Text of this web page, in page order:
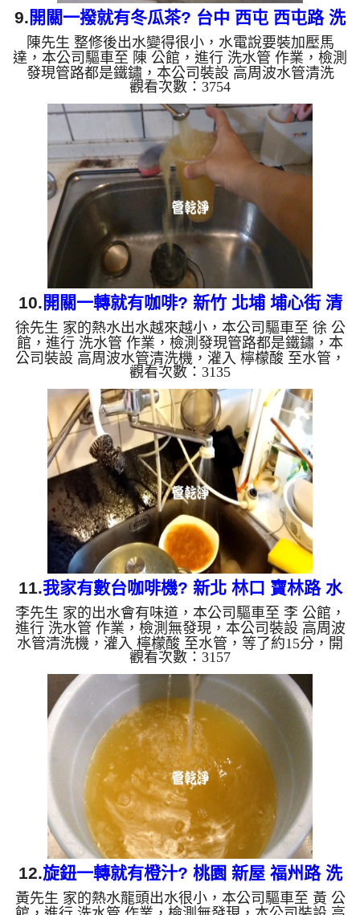
9. 開關一撥就有冬瓜茶? 台中 西屯 西屯路 洗
水管
陳先生 整修後出水變得很小，水電說要裝加壓馬
達，本公司驅車至 陳 公館，進行 洗水管 作業，檢測
發現管路都是鐵鏽，本公司裝設 高周波水管清洗
機，灌入 檸檬酸 至水管，等了約15分，開啟 水管清
洗機 ，啟動 螺旋波 模式，一開始洗水管就洗出土色
髒水，顏色越來越深，像是冬瓜茶一樣，兩個多小時
後，出水量恢復了，也省了安裝加壓馬達的錢及電。
如是自來水，如水管老化，會產生鐵鏽跟泥沙堆積，
洗出來的水就會是咖啡色，地下水含有氧化錳，管壁
上會結成黑色管垢，洗出來的水會跟石油一樣黑，有
些洗出綠色的水，是因...
觀看次數：3754
10. 開關一轉就有咖啡? 新竹 北埔 埔心街 清
洗水管
徐先生 家的熱水出水越來越小，本公司驅車至 徐 公
館，進行 洗水管 作業，檢測發現管路都是鐵鏽，本
公司裝設 高周波水管清洗機，灌入 檸檬酸 至水管，
等了約15分，開啟 水管清洗機 ，啟動 螺旋波 模式，
一開始洗水管就洗出土色髒水，顏色越洗就越深，就
像是家裡有無限暢飲的咖啡，兩個多小時後，熱水出
水量恢復了。 如是自來水，如水管老化，會產生鐵
鏽跟泥沙堆積，洗出來的水就會是咖啡色，地下水含
有氧化錳，管壁上會結成黑色管垢，洗出來的水會跟
石油一樣黑，有些洗出綠色的水，是因為裡面有銅的
物質，生鏽產生銅...
觀看次數：3135
11.我家有數台咖啡機? 新北 林口 寶林路 水
管清洗
李先生 家的出水會有味道，本公司驅車至 李 公館，
進行 洗水管 作業，檢測無發現，本公司裝設 高周波
水管清洗機，灌入 檸檬酸 至水管，等了約15分，開
啟 水管清洗機 ，啟動 螺旋波 模式，一開始洗水管就
洗出棕色髒水，顏色越洗就越深，就像是家裡有數台
咖啡機不停的流出咖啡，兩個多小時後，出水變乾淨
出水量也變大了。 如是自來水，如水管老化，會產
生鐵鏽跟泥沙堆積，洗出來的水就會是咖啡色，地下
水含有氧化錳，管壁上會結成黑色管垢，洗出來的水
會跟石油一樣黑，有些洗出綠色的水，是因為裡面有
銅的物質，生鏽產...
觀看次數：3157
12.旋鈕一轉就有橙汁? 桃園 新屋 福州路 洗
水管
黃先生 家的熱水龍頭出水很小，本公司驅車至 黃 公